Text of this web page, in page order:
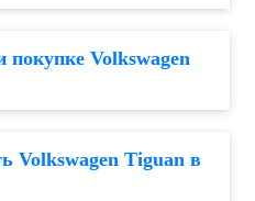
покупке Volkswagen
Volkswagen Tiguan в